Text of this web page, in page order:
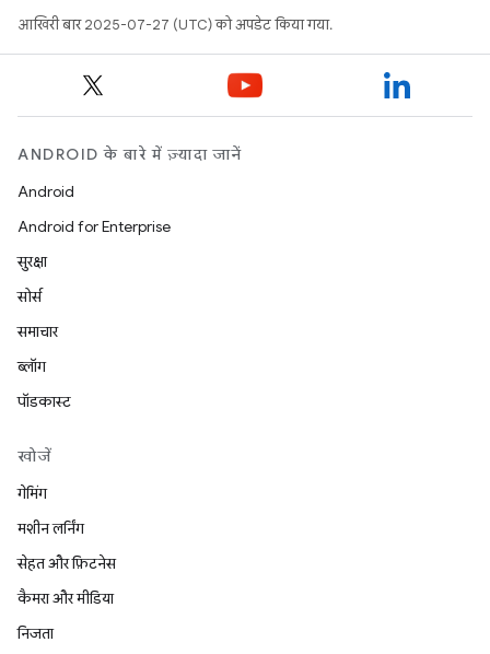
आखिरी बार 2025-07-27 (UTC) को अपडेट किया गया.
ANDROID के बारे में ज़्यादा जानें
Android
Android for Enterprise
सुरक्षा
सोर्स
समाचार
ब्लॉग
पॉडकास्ट
खोजें
गेमिंग
मशीन लर्निंग
सेहत और फ़िटनेस
कैमरा और मीडिया
निजता